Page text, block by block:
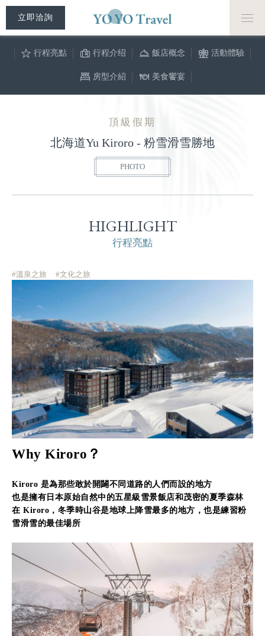
行程亮點 行程介绍 飯店概念 活動體驗
房型介紹 美食饗宴
頂級假期
北海道Yu Kiroro - 粉雪滑雪勝地
PHOTO
HIGHLIGHT
行程亮點
#溫泉之旅 #文化之旅
Why Kiroro？
Kiroro 是為那些敢於開闢不同道路的人們而設的地方
也是擁有日本原始自然中的五星級雪景飯店和茂密的夏季森林
在 Kiroro，冬季時山谷是地球上降雪最多的地方，也是練習粉
雪滑雪的最佳場所
立即洽詢
飯店概念 活動體驗 房型介紹